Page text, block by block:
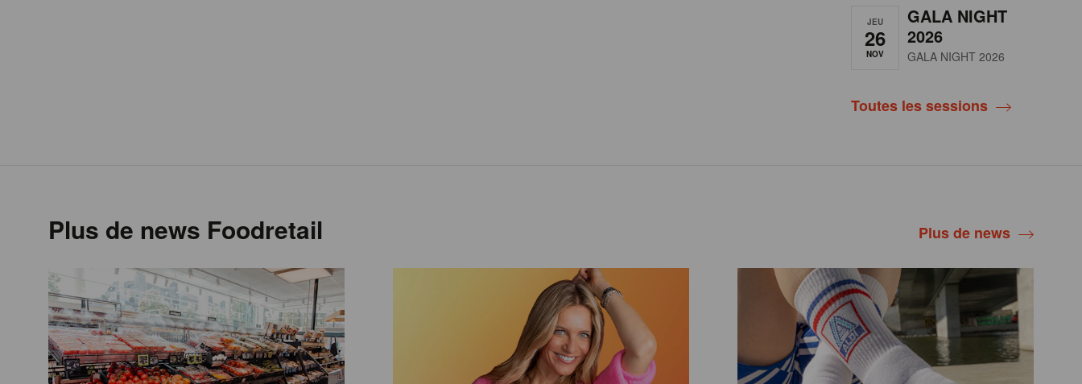
JEU
26
NOV
GALA NIGHT
2026
GALA NIGHT 2026
Toutes les sessions
Plus de news Foodretail Plus de news